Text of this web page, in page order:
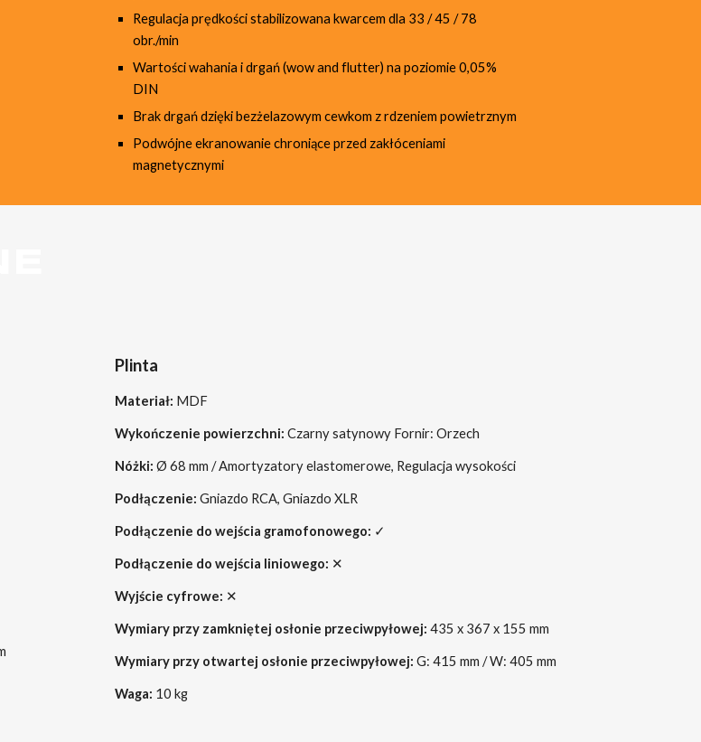
Regulacja prędkości stabilizowana kwarcem dla 33 / 45 / 78
obr./min
Wartości wahania i drgań (wow and flutter) na poziomie 0,05%
DIN
Brak drgań dzięki bezżelazowym cewkom z rdzeniem powietrznym
Podwójne ekranowanie chroniące przed zakłóceniami
magnetycznymi
Plinta
Materiał: MDF
Wykończenie powierzchni: Czarny satynowy Fornir: Orzech
Nóżki: Ø 68 mm / Amortyzatory elastomerowe, Regulacja wysokości
Podłączenie: Gniazdo RCA, Gniazdo XLR
Podłączenie do wejścia gramofonowego: ✓
Podłączenie do wejścia liniowego: ✕
Wyjście cyfrowe: ✕
Wymiary przy zamkniętej osłonie przeciwpyłowej: 435 x 367 x 155 mm
Wymiary przy otwartej osłonie przeciwpyłowej: G: 415 mm / W: 405 mm
Waga: 10 kg